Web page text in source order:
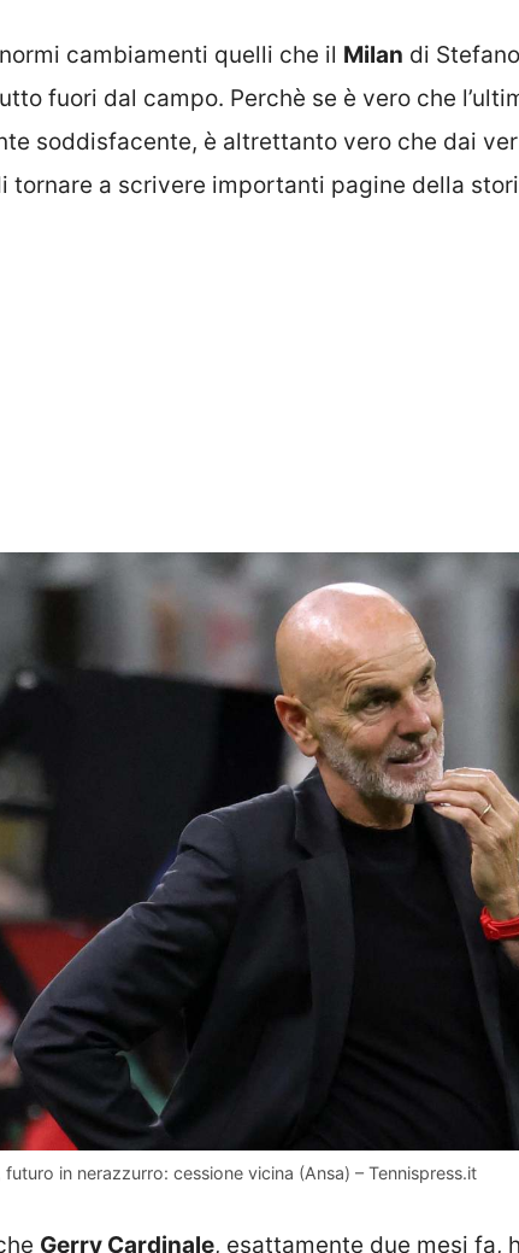
cambiamenti quelli che il Milan di Stefano
fuori dal campo. Perchè se è vero che
soddisfacente, è altrettanto vero che dai
tornare a scrivere importanti pagine della
in nerazzurro: cessione vicina (Ansa) – Tennispress.it
Gerry Cardinale, esattamente due mesi fa,